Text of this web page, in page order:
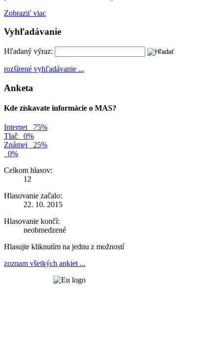
Zobraziť viac
Vyhľadávanie
Hľadaný výraz:
rozšírené vyhľadávanie ...
Anketa
Kde získavate informácie o MAS?
Internet
75%
Tlač
0%
Známej
25%
0%
Celkom hlasov:
12
Hlasovanie začalo:
22. 10. 2015
Hlasovanie končí:
neobmedzené
Hlasujte kliknutím na jednu z možností
zoznam všetkých ankiet ...